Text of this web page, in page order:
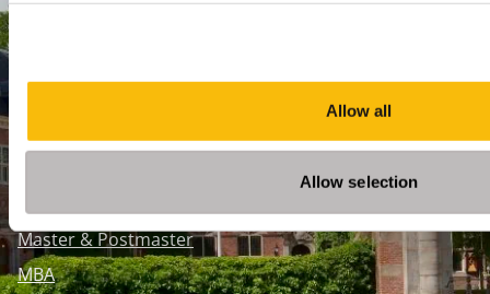
Allow all
Allow selection
info@nyenrode.nl
Opleidingen
Master & Postmaster
MBA